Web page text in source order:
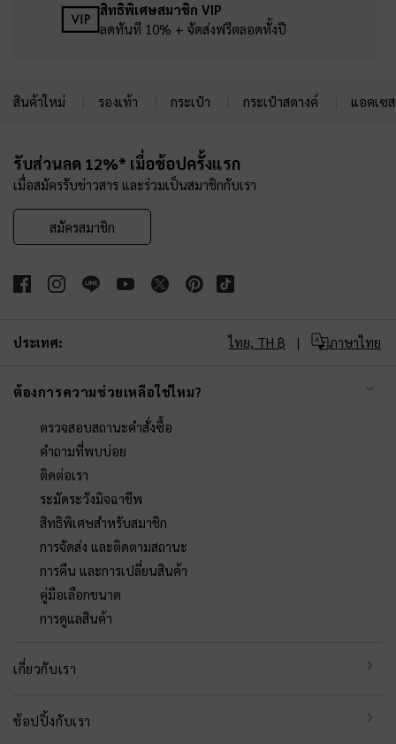
สิทธิพิเศษสมาชิก VIP
ลดทันที 10% + จัดส่งฟรีตลอดทั้งปี
สินค้าใหม่ รองเท้า กระเป๋า กระเป๋าสตางค์ แอคเซ
รับส่วนลด 12%* เมื่อช้อปครั้งแรก
เมื่อสมัครรับข่าวสาร และร่วมเป็นสมาชิกกับเรา
สมัครสมาชิก
ประเทศ: ไทย, TH ฿ ภาษาไทย
ต้องการความช่วยเหลือใช่ไหม?
ตรวจสอบสถานะคำสั่งซื้อ
คำถามที่พบบ่อย
ติดต่อเรา
ระมัดระวังมิจฉาชีพ
สิทธิพิเศษสำหรับสมาชิก
การจัดส่ง และติดตามสถานะ
การคืน และการเปลี่ยนสินค้า
คู่มือเลือกขนาด
การดูแลสินค้า
เกี่ยวกับเรา
ช้อปปิ้งกับเรา